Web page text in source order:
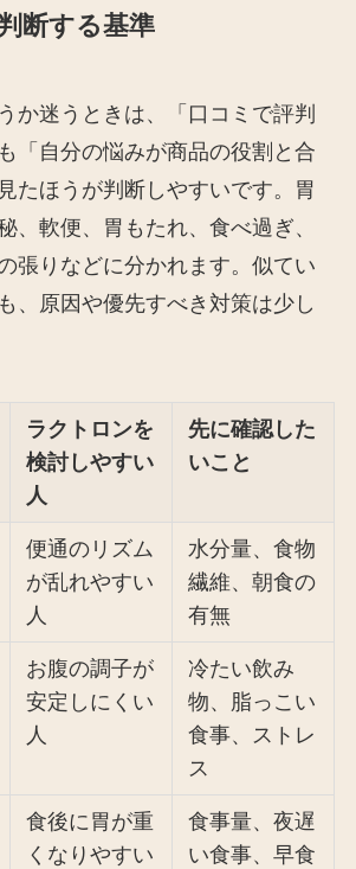
断する基準
か迷うときは、「口コミで評判
「自分の悩みが商品の役割と合
たほうが判断しやすいです。胃
、軟便、胃もたれ、食べ過ぎ、
張りなどに分かれます。似てい
、原因や優先すべき対策は少し
ラクトロンを
検討しやすい
人
先に確認した
いこと
便通のリズム
が乱れやすい
人
水分量、食物
繊維、朝食の
有無
お腹の調子が
安定しにくい
人
冷たい飲み
物、脂っこい
食事、ストレ
ス
食後に胃が重
くなりやすい
食事量、夜遅
い食事、早食